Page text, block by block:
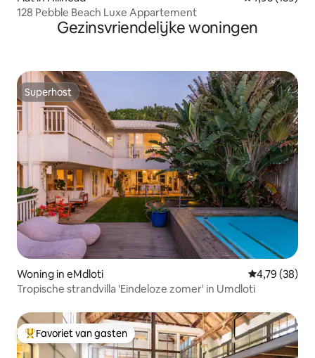
128 Pebble Beach Luxe Appartement
Gezinsvriendelijke woningen
Superhost
Superhost
Woning in eMdloti Gemiddelde
4,79 (38)
Tropische strandvilla 'Eindeloze zomer' in Umdloti
Topfavoriet van gasten
Favoriet van gasten